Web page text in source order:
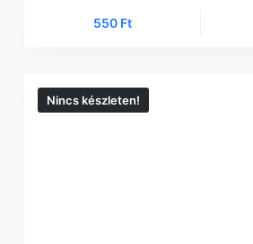
550 Ft
Nincs készleten!